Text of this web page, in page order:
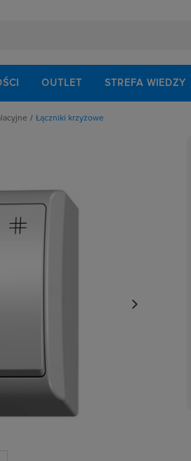
OUTLET STREFA WIEDZY
schodowe
Łączniki krzyżowe